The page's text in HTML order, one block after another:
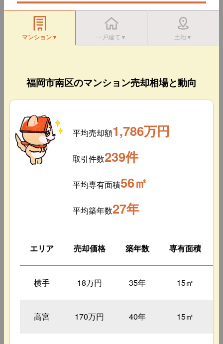
マンション▼ 一戸建て▼ 土地▼
福岡市南区のマンション売却相場と動向
平均売却額1,786万円
取引件数239件
平均専有面積56㎡
平均築年数27年
エリア 売却価格 築年数 専有面積
横手 18万円 35年 15㎡
高宮 170万円 40年 15㎡